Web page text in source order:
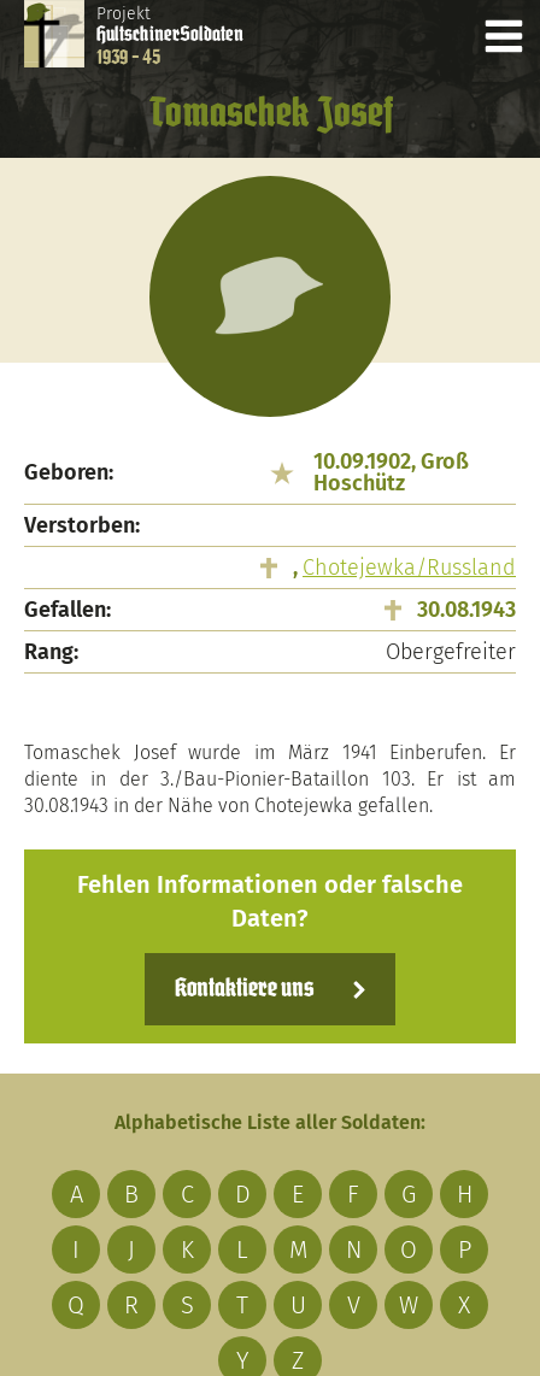
Projekt
HultschinerSoldaten
1939 - 45
Tomaschek Josef
Geboren:
10.09.1902, Groß
Hoschütz
Verstorben:
, Chotejewka/Russland
Gefallen:
30.08.1943
Rang:
Obergefreiter
Tomaschek Josef wurde im März 1941 Einberufen. Er
diente in der 3./Bau-Pionier-Bataillon 103. Er ist am
30.08.1943 in der Nähe von Chotejewka gefallen.
Fehlen Informationen oder falsche
Daten?
Kontaktiere uns
Alphabetische Liste aller Soldaten:
A B C D E F G
H
I
J K L M N O
P
Q
R S T U V W
X
Y
Z